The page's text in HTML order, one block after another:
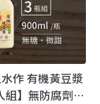
水作 有機黃豆漿
組】無防腐劑・